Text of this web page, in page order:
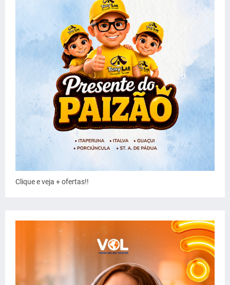
Clique e veja + ofertas!!